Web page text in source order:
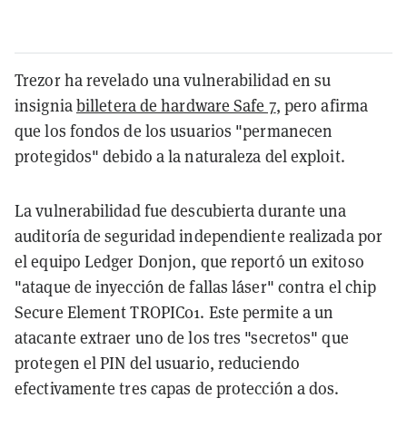
Trezor ha revelado una vulnerabilidad en su
insigniabilletera de hardware Safe 7, pero afirma
que los fondos de los usuarios "permanecen
protegidos" debido a la naturaleza del exploit.
La vulnerabilidad fue descubierta durante una
auditoría de seguridad independiente realizada por
el equipo Ledger Donjon, que reportó un exitoso
"ataque de inyección de fallas láser" contra el chip
Secure Element TROPIC01. Este permite a un
atacante extraer uno de los tres "secretos" que
protegen el PIN del usuario, reduciendo
efectivamente tres capas de protección a dos.